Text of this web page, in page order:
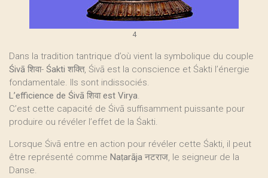
4
Dans la tradition tantrique d’où vient la symbolique du couple
Śivā शिवा- Śakti शक्ति, Śivā est la conscience et Śakti l’énergie
fondamentale. Ils sont indissociés.
L’efficience de Śivā शिवा est Virya.
C’est cette capacité de Śivā suffisamment puissante pour
produire ou révéler l’effet de la Śakti.
Lorsque Śivā entre en action pour révéler cette Śakti, il peut
être représenté comme Naṭarāja नटराज, le seigneur de la
Danse.